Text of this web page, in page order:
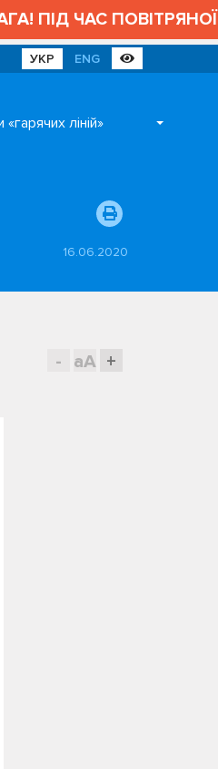
ПІД ЧАС
УКР ENG
ліній»
16.06.2020
- aA +